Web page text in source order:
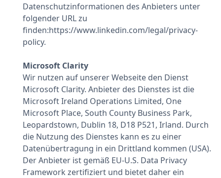
Datenschutzinformationen des Anbieters unter
folgender URL zu
finden:https://www.linkedin.com/legal/privacy-
policy.
Microsoft Clarity
Wir nutzen auf unserer Webseite den Dienst
Microsoft Clarity. Anbieter des Dienstes ist die
Microsoft Ireland Operations Limited, One
Microsoft Place, South County Business Park,
Leopardstown, Dublin 18, D18 P521, Irland. Durch
die Nutzung des Dienstes kann es zu einer
Datenübertragung in ein Drittland kommen (USA).
Der Anbieter ist gemäß EU-U.S. Data Privacy
Framework zertifiziert und bietet daher ein